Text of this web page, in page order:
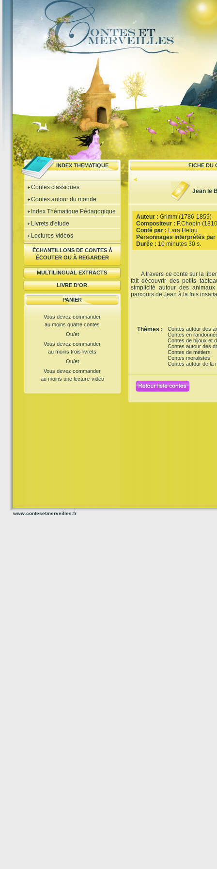
INDEX THEMATIQUE FICHE DU
Contes classiques
Contes autour du monde
Index Thématique Pédagogique
Livrets d'étude
Lectures-vidéos
ÉCHANTILLONS DE CONTES À
ÉCOUTER OU À REGARDER
MULTILINGUAL EXTRACTS
LIVRE D'OR
PANIER
Vous devez commander
au moins quatre contes
Ou/et
Vous devez commander
au moins trois livrets
Ou/et
Vous devez commander
au moins une lecture-vidéo
Jean le
Auteur : Grimm (1786-1859)
Compositeur : F.Chopin
Conté par : Lara Helou
Personnages interprétés par
Durée : 10 minutes 30 s.
A travers ce conte sur la
fait découvrir des petits
simplicité autour des
parcours de Jean à la fois
Thèmes :
Contes autour des
Contes en
Contes de bijoux et
Contes autour des
Contes de métiers
Contes moralistes
Contes autour de la
www.contesetmerveilles.fr